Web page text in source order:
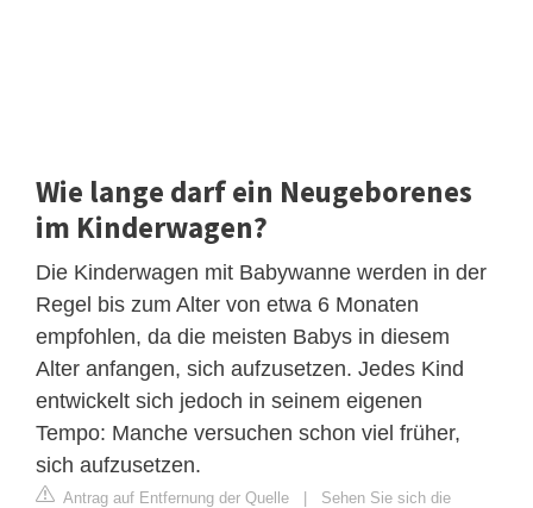
Wie lange darf ein Neugeborenes
im Kinderwagen?
Die Kinderwagen mit Babywanne werden in der
Regel bis zum Alter von etwa 6 Monaten
empfohlen, da die meisten Babys in diesem
Alter anfangen, sich aufzusetzen. Jedes Kind
entwickelt sich jedoch in seinem eigenen
Tempo: Manche versuchen schon viel früher,
sich aufzusetzen.
Antrag auf Entfernung der Quelle | Sehen Sie sich die